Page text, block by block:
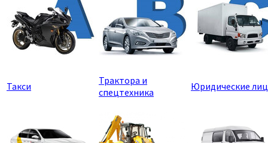
Такси
Трактора и
спецтехника
Юридические